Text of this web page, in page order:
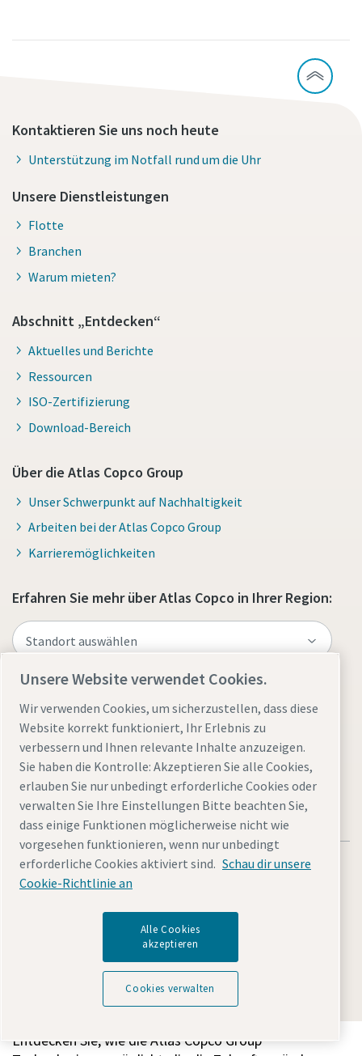
Kontaktieren Sie uns noch heute
Unterstützung im Notfall rund um die Uhr
Unsere Dienstleistungen
Flotte
Branchen
Warum mieten?
Abschnitt „Entdecken“
Aktuelles und Berichte
Ressourcen
ISO-Zertifizierung
Download-Bereich
Über die Atlas Copco Group
Unser Schwerpunkt auf Nachhaltigkeit
Arbeiten bei der Atlas Copco Group
Karrieremöglichkeiten
Erfahren Sie mehr über Atlas Copco in Ihrer Region:
Website besuchen
Rechtliche Hinweise und Datenschutzerklärung
Barrierefreiheit
© 2026 Atlas Copco AB
Entdecken Sie, wie die Atlas Copco Group
Unsere Website verwendet Cookies.
Wir verwenden Cookies, um sicherzustellen, dass diese
Website korrekt funktioniert, Ihr Erlebnis zu
verbessern und Ihnen relevante Inhalte anzuzeigen.
Sie haben die Kontrolle: Akzeptieren Sie alle Cookies,
erlauben Sie nur unbedingt erforderliche Cookies oder
verwalten Sie Ihre Einstellungen Bitte beachten Sie,
dass einige Funktionen möglicherweise nicht wie
vorgesehen funktionieren, wenn nur unbedingt
erforderliche Cookies aktiviert sind. Schau dir unsere
Cookie-Richtlinie an
Alle Cookies
akzeptieren
Cookies verwalten